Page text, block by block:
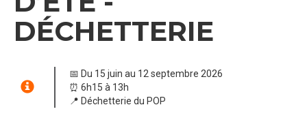
DÉCHETTERIE
📅 Du 15 juin au 12 septembre 2026
⏰ 6h15 à 13h
📍 Déchetterie du POP